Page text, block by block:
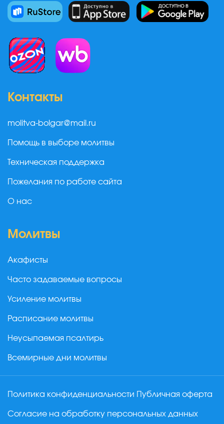
Контакты
molitva-bolgar@mail.ru
Помощь в выборе молитвы
Техническая поддержка
Пожелания по работе сайта
О нас
Молитвы
Акафисты
Часто задаваемые вопросы
Усиление молитвы
Расписание молитвы
Неусыпаемая псалтирь
Всемирные дни молитвы
Политика конфиденциальности Публичная оферта
Согласие на обработку персональных данных